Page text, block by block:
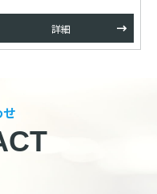
詳細